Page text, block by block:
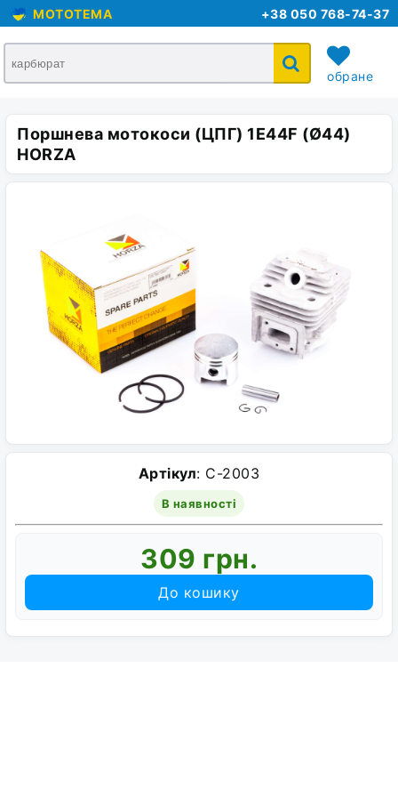
MOTOTEMA +38 050 768-74-37
обране
кошик
Поршнева мотокоси (ЦПГ) 1E44F (Ø44)
HORZA
Артікул: C-2003
В наявності
309 грн.
До кошику